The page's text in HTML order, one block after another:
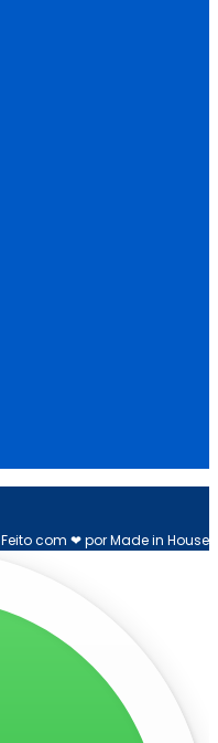
Feito com ❤ por Made in House